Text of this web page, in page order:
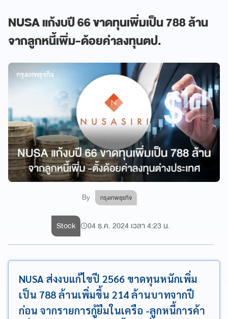
NUSA แก้งบปี 66 ขาดทุนเพิ่มเป็น 788 ล้าน
จากลูกหนี้เพิ่ม-ด้อยค่าลงทุนตป.
By กรุงเทพธุรกิจ
Stock 04 ธ.ค. 2024 เวลา 4:23 น.
NUSA ส่งงบแก้ไขปี 2566 ขาดทุนหนักเพิ่ม
เป็น 788 ล้านเพิ่มขึ้น 214 ล้านบาทจากปี
ก่อน จากรายการกู้ยืมในเครือ -ลูกหนี้การค้า